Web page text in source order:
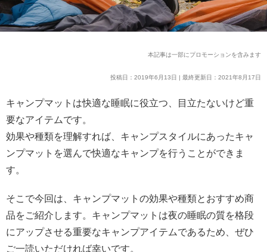
本記事は一部にプロモーションを含みます
投稿日：2019年6月13日 | 最終更新日：2021年8月17日
キャンプマットは快適な睡眠に役立つ、目立たないけど重
要なアイテムです。
効果や種類を理解すれば、キャンプスタイルにあったキャ
ンプマットを選んで快適なキャンプを行うことができま
す。
そこで今回は、キャンプマットの効果や種類とおすすめ商
品をご紹介します。キャンプマットは夜の睡眠の質を格段
にアップさせる重要なキャンプアイテムであるため、ぜひ
ご一読いただければ幸いです。